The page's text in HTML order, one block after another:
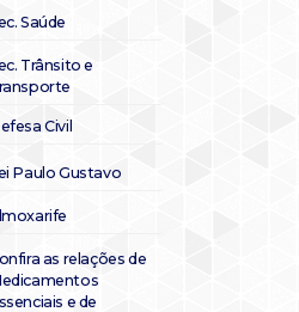
Saúde
Trânsito e
Civil
Paulo Gustavo
as relações de
e de